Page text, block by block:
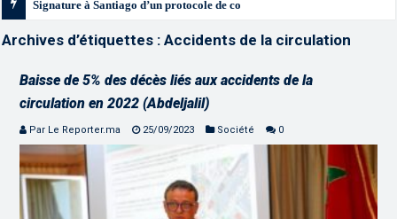
Signature à Santiago d’un protocole de coopération sanitaire et
Archives d’étiquettes :Accidents de la circulation
Baisse de 5% des décès liés aux accidents de la
circulation en 2022 (Abdeljalil)
Par Le Reporter.ma 25/09/2023 Société 0